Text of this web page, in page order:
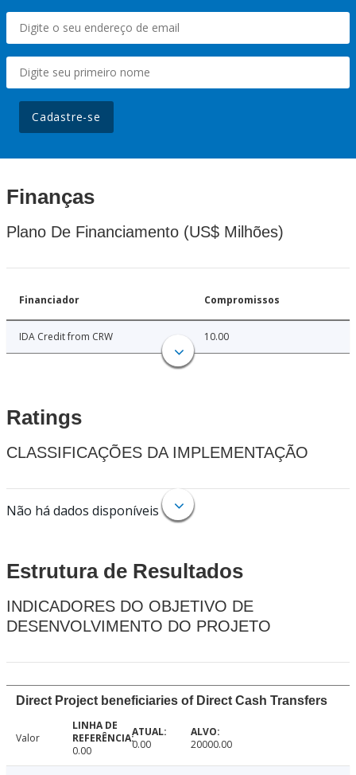
Cadastre-se
Finanças
Plano De Financiamento (US$ Milhões)
Financiador Compromissos
IDA Credit from CRW 10.00
Ratings
CLASSIFICAÇÕES DA IMPLEMENTAÇÃO
Não há dados disponíveis
Estrutura de Resultados
INDICADORES DO OBJETIVO DE
DESENVOLVIMENTO DO PROJETO
Direct Project beneficiaries of Direct Cash Transfers
Valor
0.00
0.00 20000.00